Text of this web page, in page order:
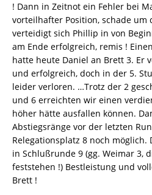
! Dann in Zeitnot ein Fehler bei
vorteilhafter Position, schade um
verteidigt sich Phillip in von
am Ende erfolgreich, remis !
hatte heute Daniel an Brett 3. Er
und erfolgreich, doch in der 5.
leider verloren. …Trotz der 2
und 6 erreichten wir einen
höher hätte ausfallen können.
Abstiegsränge vor der letzten
Relegationsplatz 8 noch
in Schlußrunde 9 (gg. Weimar 3,
feststehen !) Bestleistung und
Brett !